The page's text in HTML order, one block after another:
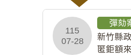
115
07-28
彈劾
新竹縣
匿鉅額